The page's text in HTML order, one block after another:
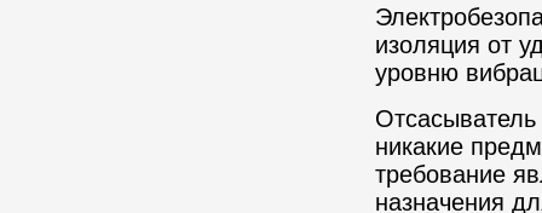
изоляция от
уровню
никакие
требование
назначения